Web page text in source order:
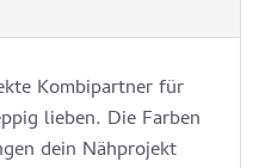
Kombipartner für
lieben. Die Farben
dein Nähprojekt